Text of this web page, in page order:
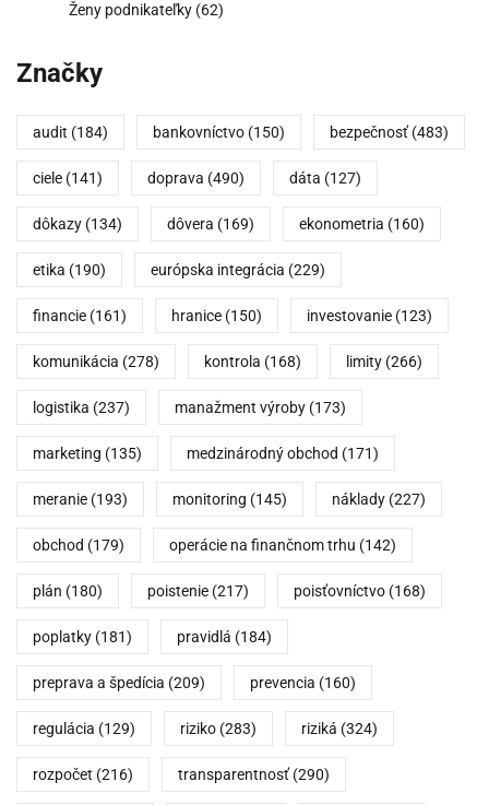
Ženy podnikateľky (62)
Značky
audit (184) bankovníctvo (150) bezpečnosť (483)
ciele (141) doprava (490) dáta (127)
dôkazy (134) dôvera (169) ekonometria (160)
etika (190) európska integrácia (229)
financie (161) hranice (150) investovanie (123)
komunikácia (278) kontrola (168) limity (266)
logistika (237) manažment výroby (173)
marketing (135) medzinárodný obchod (171)
meranie (193) monitoring (145) náklady (227)
obchod (179) operácie na finančnom trhu (142)
plán (180) poistenie (217) poisťovníctvo (168)
poplatky (181) pravidlá (184)
preprava a špedícia (209) prevencia (160)
regulácia (129) riziko (283) riziká (324)
rozpočet (216) transparentnosť (290)